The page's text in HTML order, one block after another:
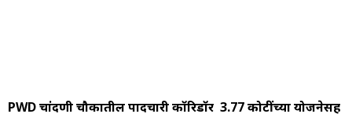
PWD चांदणी चौकातील पादचारी कॉरिडॉर ₹ 3.77 कोटींच्या योजनेसह